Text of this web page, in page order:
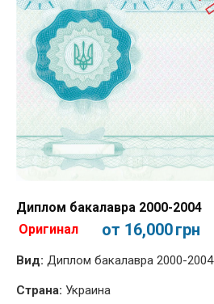
Диплом бакалавра 2000-2004
Оригинал
от 16,000грн
Вид: Диплом бакалавра 2000-2004
Страна: Украина